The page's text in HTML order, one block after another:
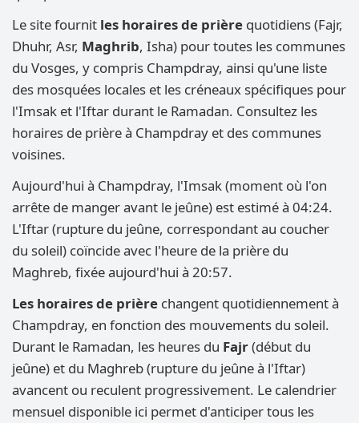
Le site fournit les horaires de prière quotidiens (Fajr,
Dhuhr, Asr, Maghrib, Isha) pour toutes les communes
du Vosges, y compris Champdray, ainsi qu'une liste
des mosquées locales et les créneaux spécifiques pour
l'Imsak et l'Iftar durant le Ramadan. Consultez les
horaires de prière à Champdray et des communes
voisines.
Aujourd'hui à Champdray, l'Imsak (moment où l'on
arrête de manger avant le jeûne) est estimé à 04:24.
L'Iftar (rupture du jeûne, correspondant au coucher
du soleil) coïncide avec l'heure de la prière du
Maghreb, fixée aujourd'hui à 20:57.
Les horaires de prière changent quotidiennement à
Champdray, en fonction des mouvements du soleil.
Durant le Ramadan, les heures du Fajr(début du
jeûne) et du Maghreb (rupture du jeûne à l'Iftar)
avancent ou reculent progressivement. Le calendrier
mensuel disponible ici permet d'anticiper tous les